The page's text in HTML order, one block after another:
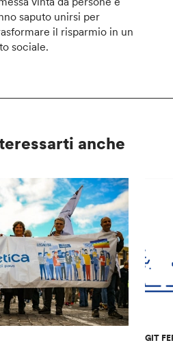
saputo unirsi per
il risparmio in un
sociale.
anche
GIT